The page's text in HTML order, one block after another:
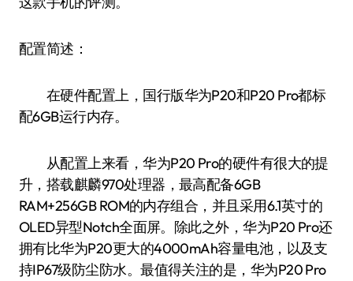
配置简述：
在硬件配置上，国行版华为P20和P20 Pro都标
配6GB运行内存。
从配置上来看，华为P20 Pro的硬件有很大的提
升，搭载麒麟970处理器，最高配备6GB
RAM+256GB ROM的内存组合，并且采用6.1英寸的
OLED异型Notch全面屏。除此之外，华为P20 Pro还
拥有比华为P20更大的4000mAh容量电池，以及支
持IP67级防尘防水。最值得关注的是，华为P20 Pro